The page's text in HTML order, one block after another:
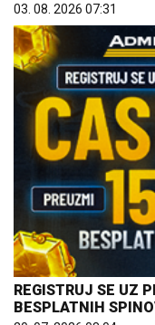
03. 08. 2026 07:31
REGISTRUJ SE UZ
BESPLATNIH